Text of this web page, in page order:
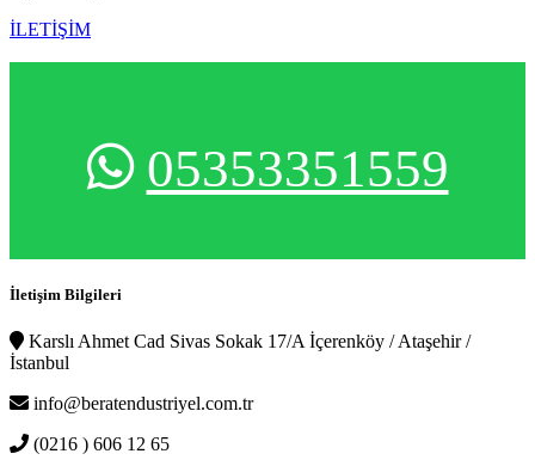
İLETİŞİM
05353351559
İletişim Bilgileri
Karslı Ahmet Cad Sivas Sokak 17/A İçerenköy / Ataşehir /
İstanbul
info@beratendustriyel.com.tr
(0216 ) 606 12 65